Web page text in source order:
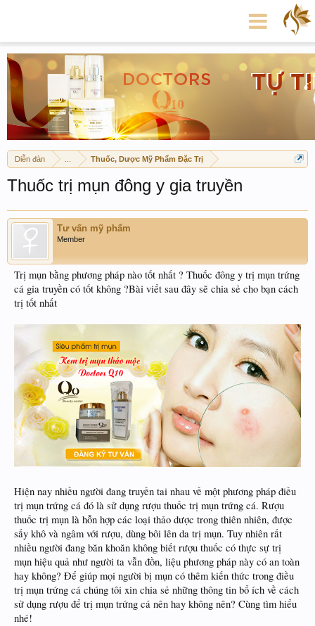
Diễn đàn Thuốc, Dược Mỹ Phẩm Đặc Trị
Thuốc trị mụn đông y gia truyền
Tư vấn mỹ phẩm
Member
Trị mụn bằng phương pháp nào tốt nhất ? Thuốc đông y trị mụn trứng
cá gia truyền có tốt không ?Bài viểt sau đây sẽ chia sẻ cho bạn cách
trị tốt nhất
Hiện nay nhiều người đang truyền tai nhau về một phương pháp điều
trị mụn trứng cá đó là sử dụng rượu thuốc trị mụn trứng cá. Rượu
thuốc trị mụn là hỗn hợp các loại thảo dược trong thiên nhiên, được
sấy khô và ngâm với rượu, dùng bôi lên da trị mụn. Tuy nhiên rất
nhiều người đang băn khoăn không biết rượu thuốc có thực sự trị
mụn hiệu quả như người ta vẫn đồn, liệu phương pháp này có an toàn
hay không? Để giúp mọi người bị mụn có thêm kiến thức trong điều
trị mụn trứng cá chúng tôi xin chia sẻ những thông tin bổ ích về cách
sử dụng rượu để trị mụn trứng cá nên hay không nên? Cùng tìm hiểu
nhé!